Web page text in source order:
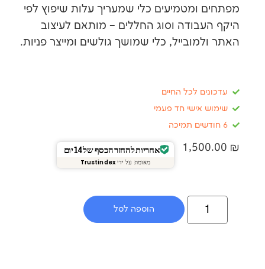
כלי שמעריך עלות שיפוץ לפי
וסוג החללים – מותאם לעיצוב
כלי שמושך גולשים ומייצר פניות.
לכל החיים
חד פעמי
אחריות להחזר הכסף של 14 יום
Trustindex
הוספה לסל